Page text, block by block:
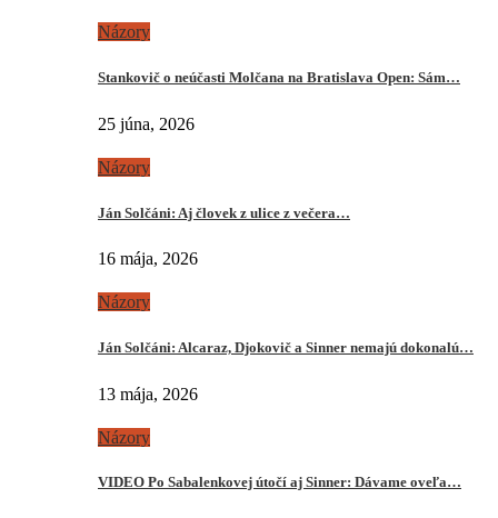
Názory
Stankovič o neúčasti Molčana na Bratislava Open: Sám…
25 júna, 2026
Názory
Ján Solčáni: Aj človek z ulice z večera…
16 mája, 2026
Názory
Ján Solčáni: Alcaraz, Djokovič a Sinner nemajú dokonalú…
13 mája, 2026
Názory
VIDEO Po Sabalenkovej útočí aj Sinner: Dávame oveľa…